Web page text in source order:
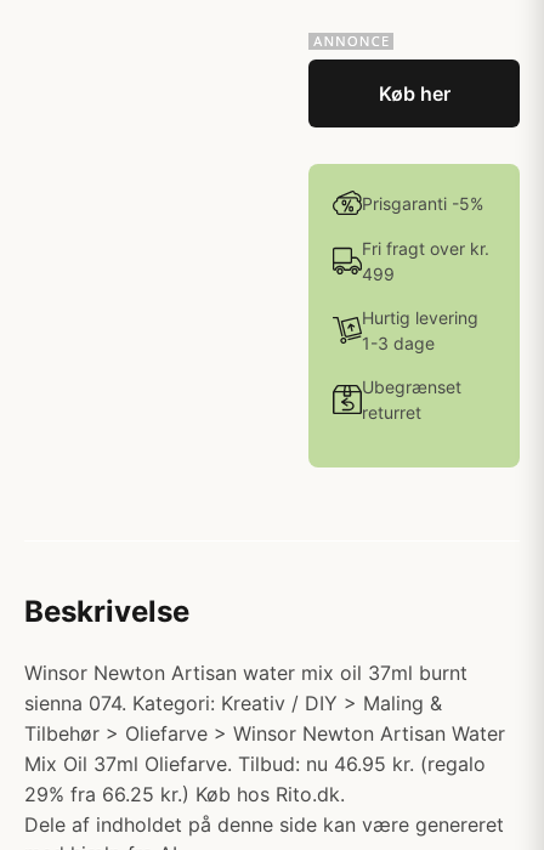
Køb her
Prisgaranti -5%
Fri fragt over kr.
499
Hurtig levering
1-3 dage
Ubegrænset
returret
Beskrivelse
Winsor Newton Artisan water mix oil 37ml burnt
sienna 074. Kategori: Kreativ / DIY > Maling &
Tilbehør > Oliefarve > Winsor Newton Artisan Water
Mix Oil 37ml Oliefarve. Tilbud: nu 46.95 kr. (regalo
29% fra 66.25 kr.) Køb hos Rito.dk.
Dele af indholdet på denne side kan være genereret